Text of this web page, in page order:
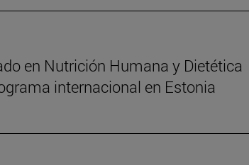
en Nutrición Humana y Dietética
internacional en Estonia